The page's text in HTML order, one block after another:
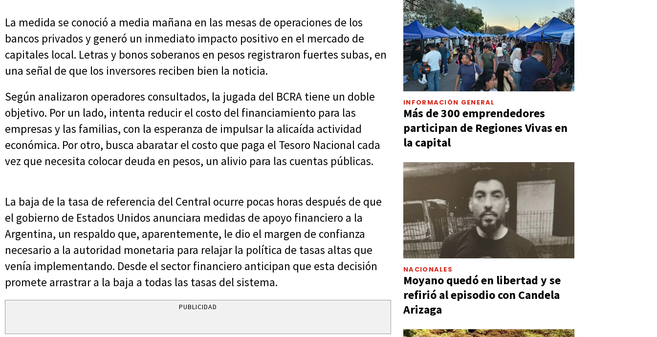
La medida se conoció a media mañana en las mesas de operaciones de los
bancos privados y generó un inmediato impacto positivo en el mercado de
capitales local. Letras y bonos soberanos en pesos registraron fuertes subas, en
una señal de que los inversores reciben bien la noticia.
Según analizaron operadores consultados, la jugada del BCRA tiene un doble
objetivo. Por un lado, intenta reducir el costo del financiamiento para las
empresas y las familias, con la esperanza de impulsar la alicaída actividad
económica. Por otro, busca abaratar el costo que paga el Tesoro Nacional cada
vez que necesita colocar deuda en pesos, un alivio para las cuentas públicas.
La baja de la tasa de referencia del Central ocurre pocas horas después de que
el gobierno de Estados Unidos anunciara medidas de apoyo financiero a la
Argentina, un respaldo que, aparentemente, le dio el margen de confianza
necesario a la autoridad monetaria para relajar la política de tasas altas que
venía implementando. Desde el sector financiero anticipan que esta decisión
promete arrastrar a la baja a todas las tasas del sistema.
PUBLICIDAD
INFORMACIÓN GENERAL
Más de 300 emprendedores
participan de Regiones Vivas en
la capital
NACIONALES
Moyano quedó en libertad y se
refirió al episodio con Candela
Arizaga